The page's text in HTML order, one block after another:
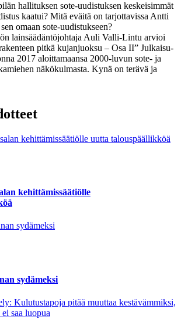
hallituksen sote-uudistuksen keskeisimmät
kaatui? Mitä eväitä on tarjottavissa Antti
omaan sote-uudistukseen?
lainsäädäntöjohtaja Auli Valli-Lintu arvioi
pitkä kujanjuoksu – Osa II” Julkaisu-
2017 aloittamaansa 2000-luvun sote- ja
näkökulmasta. Kynä on terävä ja
kehittämissäätiölle
sydämeksi